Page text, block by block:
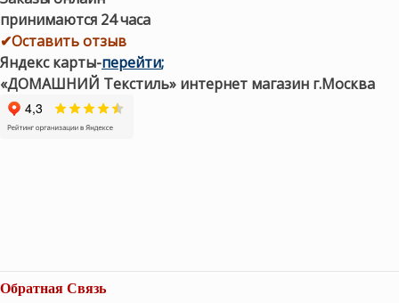
принимаются 24 часа
✔Оставить отзыв
Яндекс карты-перейти;
«ДОМАШНИЙ Текстиль» интернет магазин г.Москва
Обратная Связь